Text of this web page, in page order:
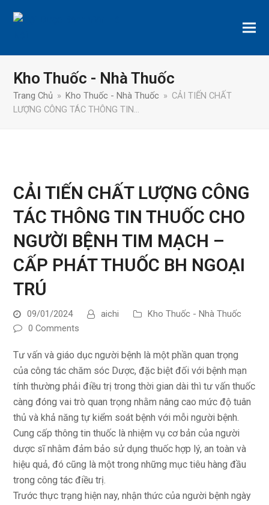
Kho Thuốc - Nhà Thuốc
Trang Chủ » Kho Thuốc - Nhà Thuốc » CẢI TIẾN CHẤT
LƯỢNG CÔNG TÁC THÔNG TIN…
CẢI TIẾN CHẤT LƯỢNG CÔNG
TÁC THÔNG TIN THUỐC CHO
NGƯỜI BỆNH TIM MẠCH –
CẤP PHÁT THUỐC BH NGOẠI
TRÚ
09/01/2024 aichi
Kho Thuốc - Nhà Thuốc
0 Comments
Tư vấn và giáo dục người bệnh là một phần quan trọng
của công tác chăm sóc Dược, đặc biệt đối với bệnh mạn
tính thường phải điều trị trong thời gian dài thì tư vấn thuốc
càng đóng vai trò quan trọng nhằm nâng cao mức độ tuân
thủ và khả năng tự kiểm soát bệnh với mỗi người bệnh.
Cung cấp thông tin thuốc là nhiệm vụ cơ bản của người
dược sĩ nhằm đảm bảo sử dụng thuốc hợp lý, an toàn và
hiệu quả, đó cũng là một trong những mục tiêu hàng đầu
trong công tác điều trị.
Trước thực trạng hiện nay, nhận thức của người bệnh ngày